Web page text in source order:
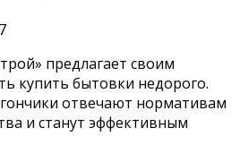
предлагает своим
купить бытовки недорого.
отвечают нормативам
и станут эффективным